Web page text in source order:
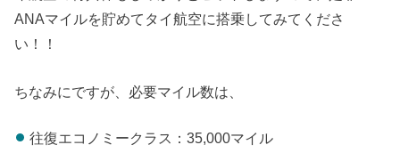
ANAマイルを貯めてタイ航空に搭乗してみてくださ
い！！
ちなみにですが、必要マイル数は、
往復エコノミークラス：35,000マイル